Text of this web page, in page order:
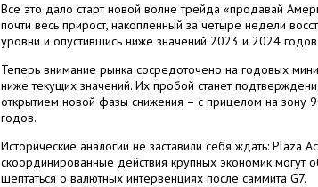
Все это дало старт новой волне трейда «продавай
почти весь прирост, накопленный за четыре недели
уровни и опустившись ниже значений 2023 и 2024 годов.
Теперь внимание рынка сосредоточено на годовых
ниже текущих значений. Их пробой станет
открытием новой фазы снижения – с прицелом на зону
годов.
Исторические аналогии не заставили себя ждать: Plaza
скоординированные действия крупных экономик могут
шептаться о валютных интервенциях после саммита G7.